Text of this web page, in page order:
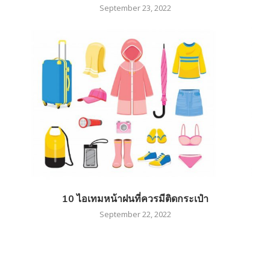
September 23, 2022
10 ไอเทมหน้าฝนที่ควรมีติดกระเป๋า
September 22, 2022